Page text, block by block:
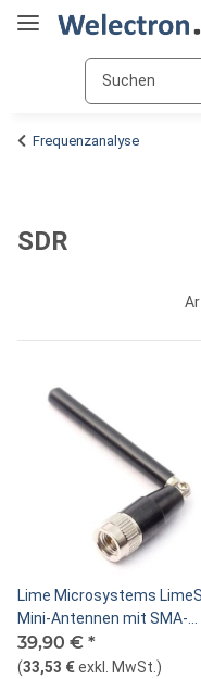
Frequenzanalyse
SDR
Lime Microsystems
Mini-Antennen mit SMA-
Anschlüssen
39,90 € *
(33,53 €exkl. MwSt. )